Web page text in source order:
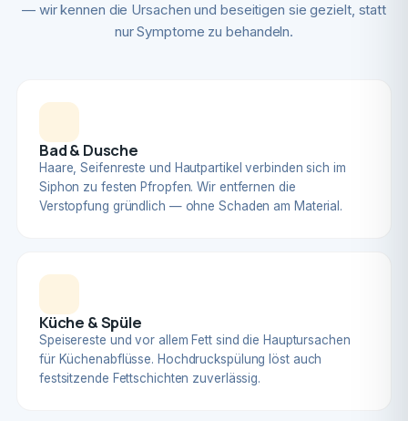
— wir kennen die Ursachen und beseitigen sie gezielt, statt
nur Symptome zu behandeln.
Bad & Dusche
Haare, Seifenreste und Hautpartikel verbinden sich im
Siphon zu festen Pfropfen. Wir entfernen die
Verstopfung gründlich — ohne Schaden am Material.
Küche & Spüle
Speisereste und vor allem Fett sind die Hauptursachen
für Küchenabflüsse. Hochdruckspülung löst auch
festsitzende Fettschichten zuverlässig.